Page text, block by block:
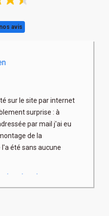
avis
sur le site par internet
surprise : à
par mail j'ai eu
de la
été sans aucune